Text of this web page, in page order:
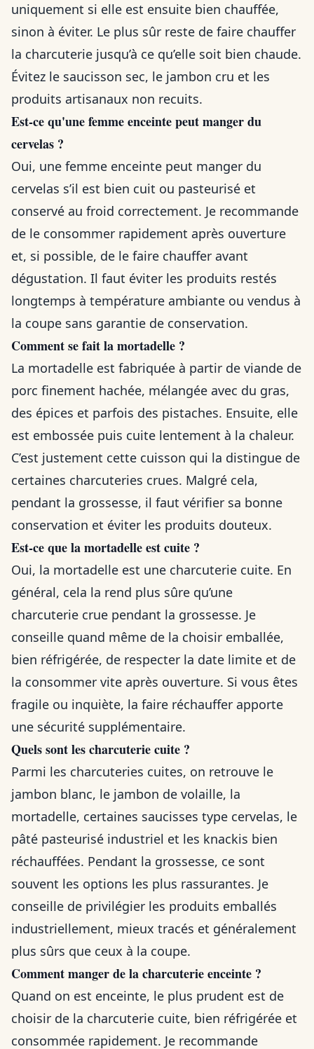
uniquement si elle est ensuite bien chauffée,
sinon à éviter. Le plus sûr reste de faire chauffer
la charcuterie jusqu’à ce qu’elle soit bien chaude.
Évitez le saucisson sec, le jambon cru et les
produits artisanaux non recuits.
Est-ce qu'une femme enceinte peut manger du
cervelas ?
Oui, une femme enceinte peut manger du
cervelas s’il est bien cuit ou pasteurisé et
conservé au froid correctement. Je recommande
de le consommer rapidement après ouverture
et, si possible, de le faire chauffer avant
dégustation. Il faut éviter les produits restés
longtemps à température ambiante ou vendus à
la coupe sans garantie de conservation.
Comment se fait la mortadelle ?
La mortadelle est fabriquée à partir de viande de
porc finement hachée, mélangée avec du gras,
des épices et parfois des pistaches. Ensuite, elle
est embossée puis cuite lentement à la chaleur.
C’est justement cette cuisson qui la distingue de
certaines charcuteries crues. Malgré cela,
pendant la grossesse, il faut vérifier sa bonne
conservation et éviter les produits douteux.
Est-ce que la mortadelle est cuite ?
Oui, la mortadelle est une charcuterie cuite. En
général, cela la rend plus sûre qu’une
charcuterie crue pendant la grossesse. Je
conseille quand même de la choisir emballée,
bien réfrigérée, de respecter la date limite et de
la consommer vite après ouverture. Si vous êtes
fragile ou inquiète, la faire réchauffer apporte
une sécurité supplémentaire.
Quels sont les charcuterie cuite ?
Parmi les charcuteries cuites, on retrouve le
jambon blanc, le jambon de volaille, la
mortadelle, certaines saucisses type cervelas, le
pâté pasteurisé industriel et les knackis bien
réchauffées. Pendant la grossesse, ce sont
souvent les options les plus rassurantes. Je
conseille de privilégier les produits emballés
industriellement, mieux tracés et généralement
plus sûrs que ceux à la coupe.
Comment manger de la charcuterie enceinte ?
Quand on est enceinte, le plus prudent est de
choisir de la charcuterie cuite, bien réfrigérée et
consommée rapidement. Je recommande